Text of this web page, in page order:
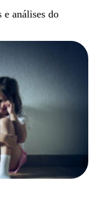
análises do